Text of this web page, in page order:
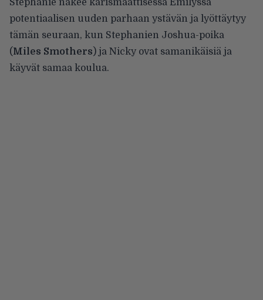
Stephanie näkee karismaattisessa Emilyssa
potentiaalisen uuden parhaan ystävän ja lyöttäytyy
tämän seuraan, kun Stephanien Joshua-poika
(Miles Smothers) ja Nicky ovat samanikäisiä ja
käyvät samaa koulua.